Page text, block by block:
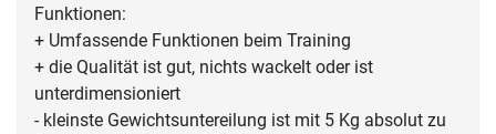
Funktionen:
+ Umfassende Funktionen beim Training
+ die Qualität ist gut, nichts wackelt oder ist
unterdimensioniert
- kleinste Gewichtsuntereilung ist mit 5 Kg absolut zu